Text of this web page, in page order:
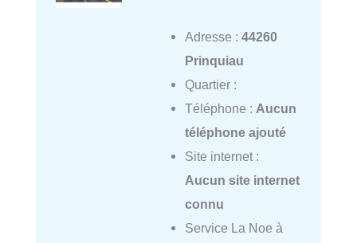
Adresse : 44260
Prinquiau
Quartier :
Téléphone : Aucun
téléphone ajouté
Site internet :
Aucun site internet
connu
Service La Noe à